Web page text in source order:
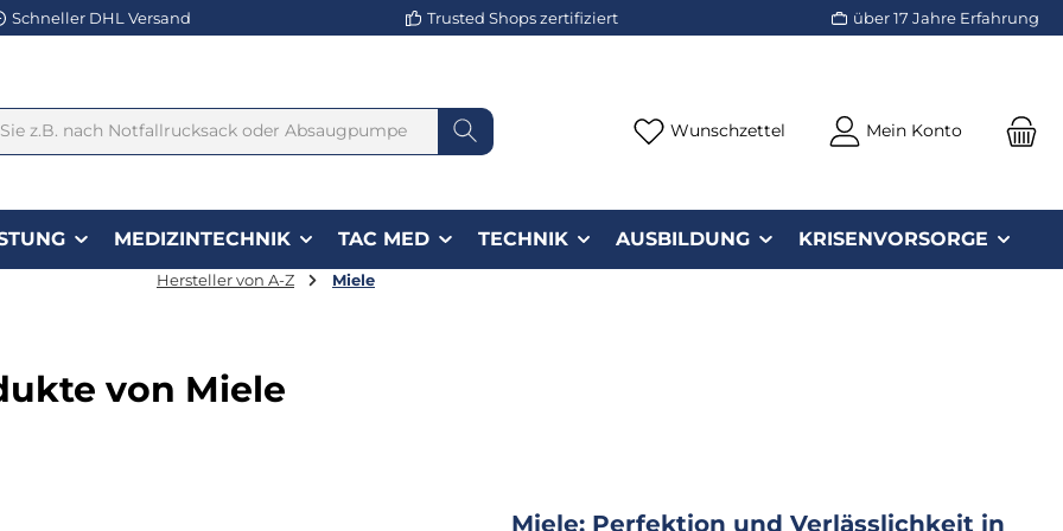
Schneller DHL Versand Trusted Shops zertifiziert über 17 Jahre Erfahrung
Wunschzettel Du hast 0 Produkte auf dem
Mein Konto
MEDIZINTECHNIK TAC MED TECHNIK AUSBILDUNG KRISENVORSORGE
Hersteller von A-Z Miele
von Miele
Miele: Perfektion und Verlässlichkeit in